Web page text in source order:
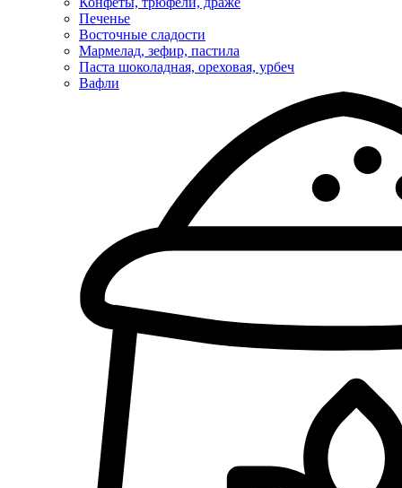
Печенье
Восточные сладости
Мармелад, зефир, пастила
Паста шоколадная, ореховая, урбеч
Вафли